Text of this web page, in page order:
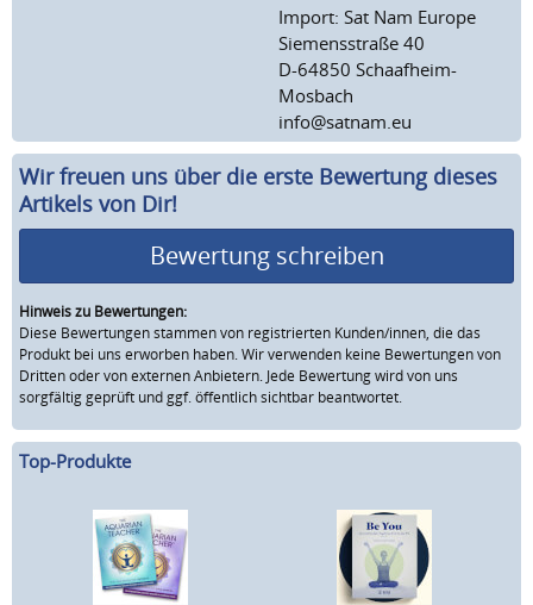
Import: Sat Nam Europe
Siemensstraße 40
D-64850 Schaafheim-
Mosbach
info@satnam.eu
Wir freuen uns über die erste Bewertung dieses
Artikels von Dir!
Bewertung schreiben
Hinweis zu Bewertungen:
Diese Bewertungen stammen von registrierten Kunden/innen, die das
Produkt bei uns erworben haben. Wir verwenden keine Bewertungen von
Dritten oder von externen Anbietern. Jede Bewertung wird von uns
sorgfältig geprüft und ggf. öffentlich sichtbar beantwortet.
Top-Produkte